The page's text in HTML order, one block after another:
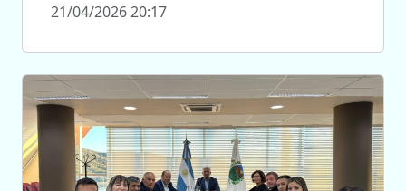
21/04/2026 20:17